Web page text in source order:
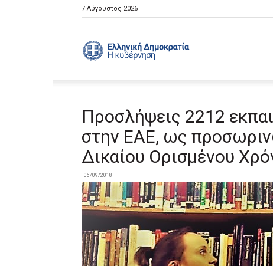
7 Αύγουστος 2026
Κυβέρνηση
Προσλήψεις 2212
στην ΕΑΕ, ως
Δικαίου Ορισμένου
06/09/2018